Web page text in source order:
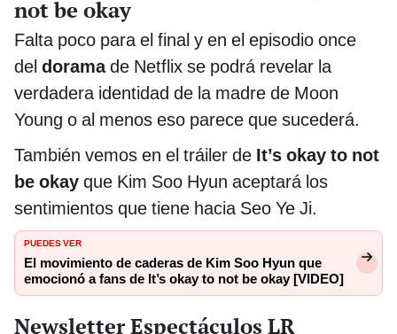
not be okay
Falta poco para el final y en el episodio once
del doramade Netflix se podrá revelar la
verdadera identidad de la madre de Moon
Young o al menos eso parece que sucederá.
También vemos en el tráiler de It’s okay to not
be okay que Kim Soo Hyun aceptará los
sentimientos que tiene hacia Seo Ye Ji.
PUEDES VER
El movimiento de caderas de Kim Soo Hyun que
emocionó a fans de It’s okay to not be okay [VIDEO]
Newsletter Espectáculos LR